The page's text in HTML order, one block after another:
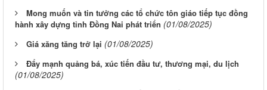
Mong muốn và tin tưởng các tổ chức tôn giáo tiếp tục đồng
hành xây dựng tỉnh Đồng Nai phát triển (01/08/2025)
Giá xăng tăng trở lại (01/08/2025)
Đẩy mạnh quảng bá, xúc tiến đầu tư, thương mại, du lịch
(01/08/2025)